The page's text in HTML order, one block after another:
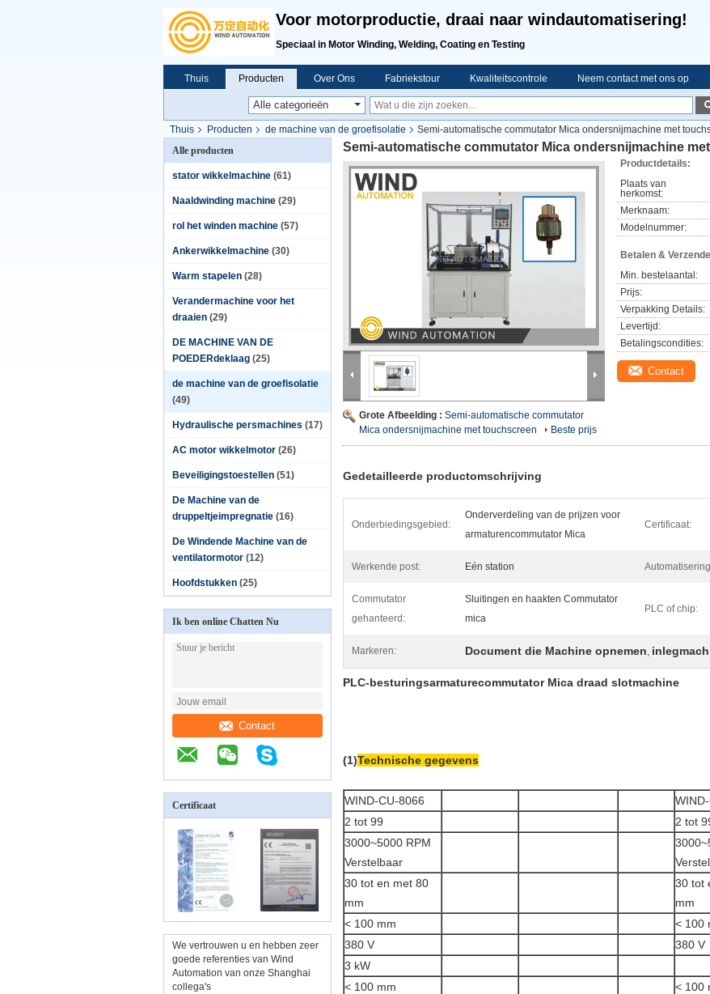
Voor motorproductie, draai naar windautomatisering!
Speciaal in Motor Winding, Welding, Coating en Testing
Thuis Producten Over Ons Fabriekstour Kwaliteitscontrole Neem contact met ons op
Thuis Producten de machine van de groefisolatie
Semi-automatische commutator Mica ondersnijmachine met
Alle producten
stator wikkelmachine (61)
Naaldwinding machine (29)
rol het winden machine (57)
Ankerwikkelmachine (30)
Warm stapelen (28)
Verandermachine voor het
draaien (29)
DE MACHINE VAN DE
POEDERdeklaag (25)
de machine van de groefisolatie
(49)
Hydraulische persmachines (17)
AC motor wikkelmotor (26)
Beveiligingstoestellen (51)
De Machine van de
druppeltjeimpregnatie (16)
De Windende Machine van de
ventilatormotor (12)
Hoofdstukken (25)
Ik ben online Chatten Nu
Contact
Certificaat
We vertrouwen u en hebben zeer
goede referenties van Wind
Automation van onze Shanghai
collega's
Semi-automatische commutator Mica ondersnijmachine
Grote Afbeelding : Semi-automatische commutator
Mica ondersnijmachine met touchscreen
Beste prijs
Productdetails:
Plaats van
herkomst:
Merknaam:
Modelnummer:
Betalen &
Min. bestelaantal:
Prijs:
Verpakking Details:
Levertijd:
Betalingscondities:
Contact
Gedetailleerde productomschrijving
Onderbiedingsgebied:
Onderverdeling van de prijzen voor
armaturencommutator Mica
Certificaat:
Werkende post: Eén station
Commutator
gehanteerd:
Sluitingen en haakten Commutator
mica
PLC of chip:
Markeren: Document die Machine opnemen,
PLC-besturingsarmaturecommutator Mica draad slotmachine
(1)Technische gegevens
WIND-CU-8066
2 tot 99
2 tot
3000~5000 RPM
Verstelbaar
30 tot en met 80
mm
30 tot
mm
< 100 mm
< 100
380 V
380 V
3 kW
< 100 mm
< 100